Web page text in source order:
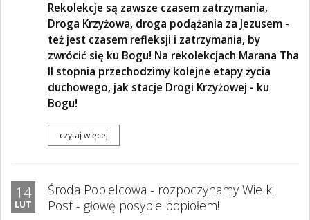
Rekolekcje są zawsze czasem zatrzymania,
Droga Krzyżowa, droga podążania za Jezusem -
też jest czasem refleksji i zatrzymania, by
zwrócić się ku Bogu! Na rekolekcjach Marana Tha
II stopnia przechodzimy kolejne etapy życia
duchowego, jak stacje Drogi Krzyżowej - ku
Bogu!
czytaj więcej
14
LUT
Środa Popielcowa - rozpoczynamy Wielki
Post - głowę posypie popiołem!